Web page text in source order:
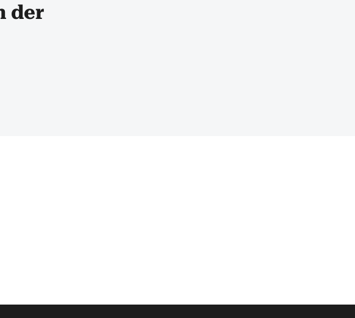
der